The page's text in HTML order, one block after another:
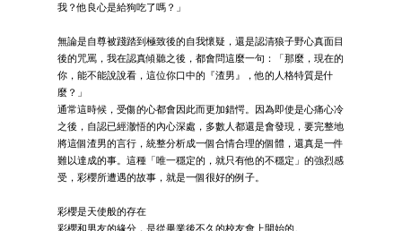
我？他良心是給狗吃了嗎？」
無論是自尊被踐踏到極致後的自我懷疑，還是認清狼子野心真面目
後的咒罵，我在認真傾聽之後，都會問這麼一句：「那麼，現在的
你，能不能說說看，這位你口中的『渣男』，他的人格特質是什
麼？」
通常這時候，受傷的心都會因此而更加錯愕。因為即使是心痛心冷
之後，自認已經澈悟的內心深處，多數人都還是會發現，要完整地
將這個渣男的言行，統整分析成一個合情合理的個體，還真是一件
難以達成的事。這種「唯一穩定的，就只有他的不穩定」的強烈感
受，彩櫻所遭遇的故事，就是一個很好的例子。
彩櫻是天使般的存在
彩櫻和男友的緣分，是從畢業後不久的校友會上開始的。